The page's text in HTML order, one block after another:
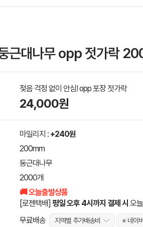
근대나무 opp 젓가락
젖음 걱정 없이 안심! opp 포장 젓가락
24,000원
마일리지 : +240원
200mm
둥근대나무
2000개
🚚 오늘출발상품
[로젠택배] 평일 오후 4시까지 결제 시 오
무료배송 지역별 추가배송비 ※ 네이